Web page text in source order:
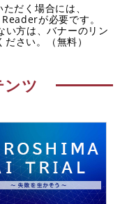
だく場合には、
が必要です。
方は、バナーのリン
さい。（無料）
ツ